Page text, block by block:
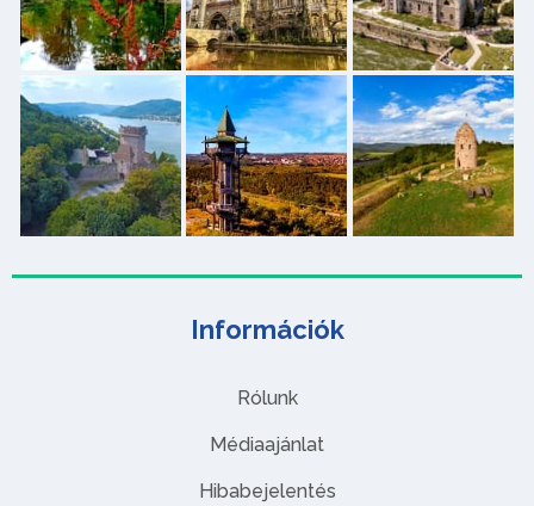
Információk
Rólunk
Médiaajánlat
Hibabejelentés